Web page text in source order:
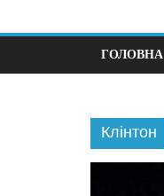
ГОЛОВНА
Клінтон